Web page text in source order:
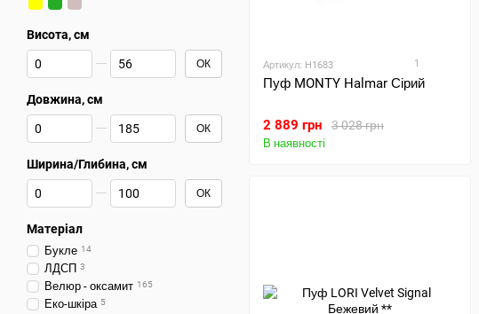
Артикул: H1683 1
Пуф MONTY Halmar Сірий
3 028 грн
2 889 грн
В наявності
Висота, см
Від Висота, см
До Висота, см ОК
Довжина, см
Від Довжина, см
До Довжина, см ОК
Ширина/Глибина, см
Від Ширина/Глибина, см
До Ширина/Глибина, см ОК
Матеріал
Букле 14
ЛДСП 3
Велюр - оксамит 165
Еко-шкіра 5